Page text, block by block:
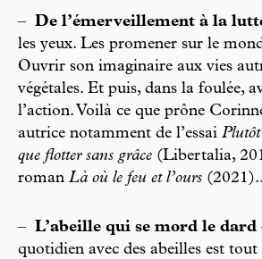
– De l’émerveillement à la
les yeux. Les promener sur le
Ouvrir son imaginaire aux vies
végétales. Et puis, dans la foulée,
l’action. Voilà ce que prône
autrice notamment de l’essai Plutôt
que flotter sans grâce (Libertalia,
roman Là où le feu et l’ours (2021)..
– L’abeille qui se mord le dard
quotidien avec des abeilles est